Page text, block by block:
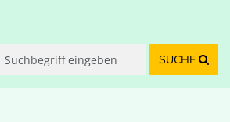
SUCHE